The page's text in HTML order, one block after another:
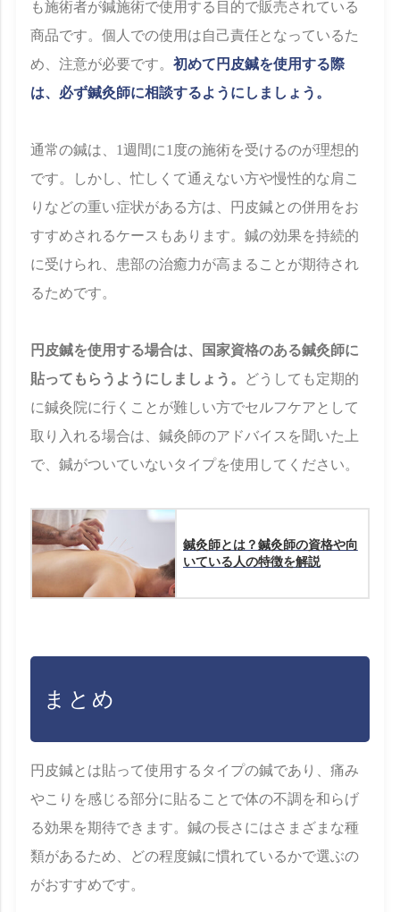
も施術者が鍼施術で使用する目的で販売されている
商品です。個人での使用は自己責任となっているた
め、注意が必要です。初めて円皮鍼を使用する際
は、必ず鍼灸師に相談するようにしましょう。
通常の鍼は、1週間に1度の施術を受けるのが理想的
です。しかし、忙しくて通えない方や慢性的な肩こ
りなどの重い症状がある方は、円皮鍼との併用をお
すすめされるケースもあります。鍼の効果を持続的
に受けられ、患部の治癒力が高まることが期待され
るためです。
円皮鍼を使用する場合は、国家資格のある鍼灸師に
貼ってもらうようにしましょう。 どうしても定期的
に鍼灸院に行くことが難しい方でセルフケアとして
取り入れる場合は、鍼灸師のアドバイスを聞いた上
で、鍼がついていないタイプを使用してください。
鍼灸師とは？鍼灸師の資格や向
いている人の特徴を解説
まとめ
円皮鍼とは貼って使用するタイプの鍼であり、痛み
やこりを感じる部分に貼ることで体の不調を和らげ
る効果を期待できます。鍼の長さにはさまざまな種
類があるため、どの程度鍼に慣れているかで選ぶの
がおすすめです。